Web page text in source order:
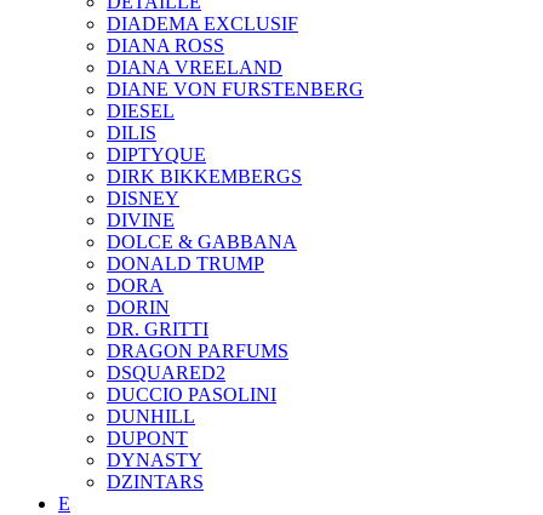
DIADEMA EXCLUSIF
DIANA ROSS
DIANA VREELAND
DIANE VON FURSTENBERG
DIESEL
DILIS
DIPTYQUE
DIRK BIKKEMBERGS
DISNEY
DIVINE
DOLCE & GABBANA
DONALD TRUMP
DORA
DORIN
DR. GRITTI
DRAGON PARFUMS
DSQUARED2
DUCCIO PASOLINI
DUNHILL
DUPONT
DYNASTY
DZINTARS
E